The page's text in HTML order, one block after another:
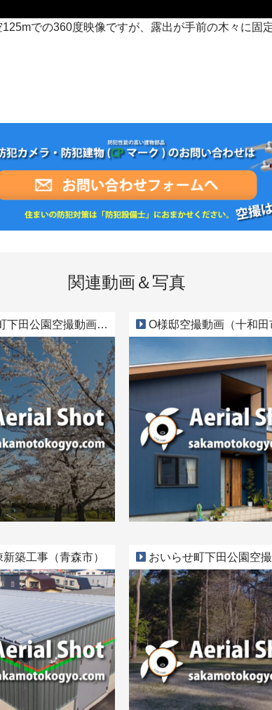
での360度映像ですが、露出が手前の木々に固
関連動画＆写真
田公園空撮動画 Part4 O様邸空撮動画（十和田
築工事（青森市） おいらせ町下田公園空撮動